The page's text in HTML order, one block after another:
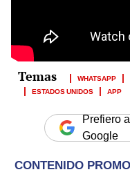
WHATSAPP
ESTADOS UNIDOS
APP
Prefiero
Google